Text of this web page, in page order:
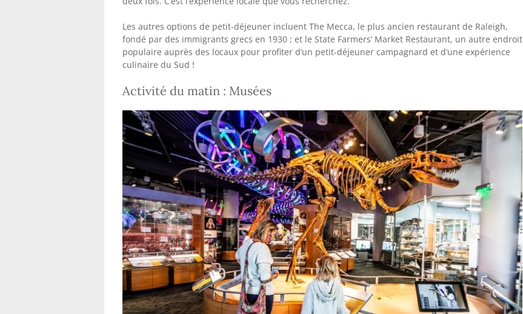
Les autres options de petit-déjeuner incluent The Mecca, le plus ancien restaurant de Raleigh,
fondé par des immigrants grecs en 1930 ; et le State Farmers’ Market Restaurant, un autre endroit
populaire auprès des locaux pour profiter d’un petit-déjeuner campagnard et d’une expérience
culinaire du Sud !
Activité du matin : Musées